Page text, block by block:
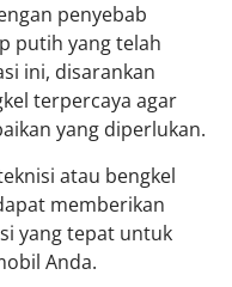
penyebab
putih yang telah
ini, disarankan
terpercaya agar
yang diperlukan.
atau bengkel
memberikan
yang tepat untuk
Anda.